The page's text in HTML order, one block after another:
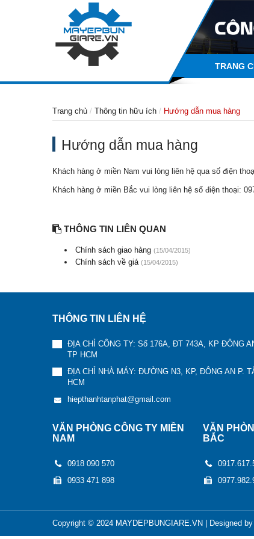
TRANG
Trang chủ Thông tin hữu ích Hướng dẫn mua hàng
Hướng dẫn mua hàng
Khách hàng ở miền Nam vui lòng liên hệ qua số điện
Khách hàng ở miền Bắc vui lòng liên hệ số điện thoại:
THÔNG TIN LIÊN QUAN
Chính sách giao hàng (15/04/2015)
Chính sách về giá (15/04/2015)
THÔNG TIN LIÊN HỆ
ĐỊA CHỈ CÔNG TY: Số 176A, ĐT 743A, KP ĐÔNG
TP HCM
ĐỊA CHỈ NHÀ MÁY: ĐƯỜNG N3, KP, ĐÔNG AN P.
HCM
hiepthanhtanphat@gmail.com
VĂN PHÒNG CÔNG TY MIỀN
NAM
0918 090 570
0933 471 898
VĂN
BẮC
Copyright © 2024 MAYDEPBUNGIARE.VN Designed by